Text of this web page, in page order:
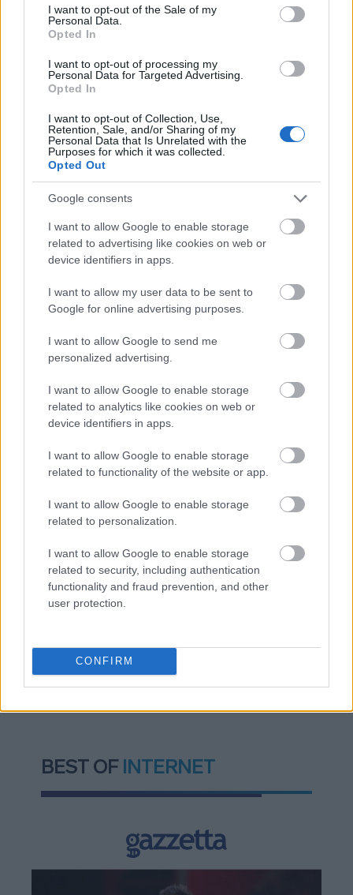
consent section.
I want to opt-out of the Sale of my
Personal Data.
Opted In
I want to opt-out of processing my
Personal Data for Targeted Advertising.
Opted In
I want to opt-out of Collection, Use,
Retention, Sale, and/or Sharing of my
Personal Data that Is Unrelated with the
Purposes for which it was collected.
Opted Out
Google consents
I want to allow Google to enable storage
related to advertising like cookies on web or
device identifiers in apps.
I want to allow my user data to be sent to
Google for online advertising purposes.
I want to allow Google to send me
personalized advertising.
I want to allow Google to enable storage
related to analytics like cookies on web or
device identifiers in apps.
I want to allow Google to enable storage
related to functionality of the website or app.
I want to allow Google to enable storage
related to personalization.
I want to allow Google to enable storage
related to security, including authentication
functionality and fraud prevention, and other
user protection.
CONFIRM
πρώτοι όλες τιςειδήσειςαπό την Ελλάδα και τον κόσμο.
Διαβάζονται αυτή τη στιγμή
Η χαμηλή… απόδοση Μητσοτάκη στις
στοιχηματικές - Ποιος επισκέφθηκε τα
πυρόπληκτα ζωάκια - Το μισογεμάτο ποτήρι
του ΣΥΡΙΖΑ
οδικά έργα και τα εκτιμώμενα
χρονοδιαγράμματα
Δυτ. Αττική: Το χρονοδιάγραμμα
αποκατάστασης μετά τη φωτιά - Στόχος η
έναρξη των έργων πριν τις 15/9
BEST OF INTERNET